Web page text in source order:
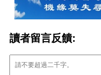
讀者留言反饋: